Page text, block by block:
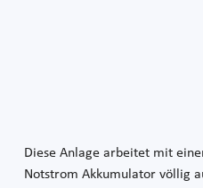
Diese Anlage arbeitet mit
Notstrom Akkumulator völlig